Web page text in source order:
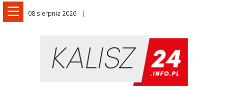
08 sierpnia 2026